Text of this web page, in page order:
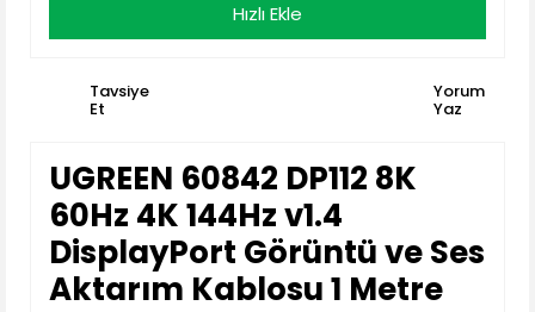
Hızlı Ekle
Tavsiye
Et
Yorum
Yaz
UGREEN 60842 DP112 8K
60Hz 4K 144Hz v1.4
DisplayPort Görüntü ve Ses
Aktarım Kablosu 1 Metre